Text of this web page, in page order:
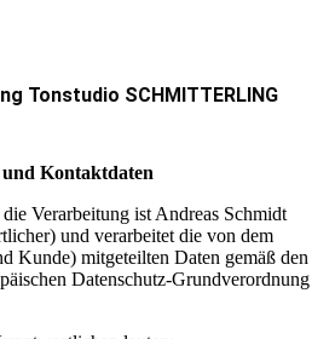
Tonstudio SCHMITTERLING
Kontaktdaten
Verarbeitung ist Andreas Schmidt
und verarbeitet die von dem
Kunde) mitgeteilten Daten gemäß den
Datenschutz-Grundverordnung